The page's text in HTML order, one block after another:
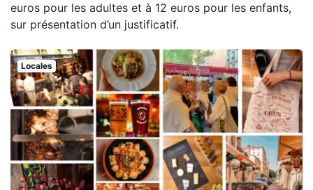
euros pour les adultes et à 12 euros pour les enfants,
sur présentation d’un justificatif.
Locales